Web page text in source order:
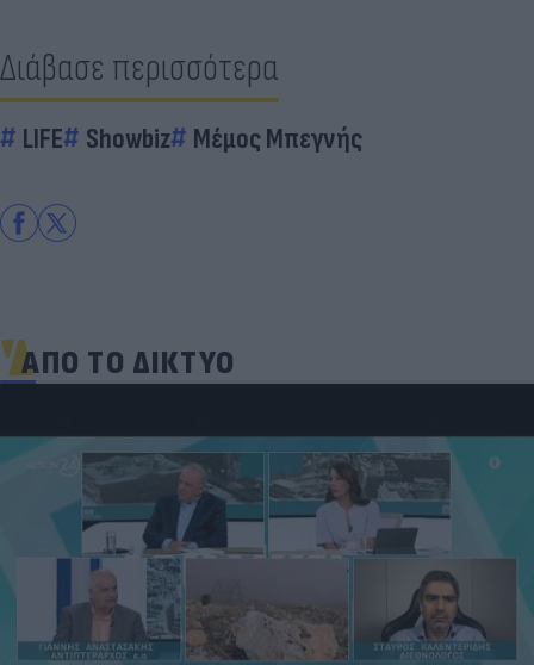
Διάβασε περισσότερα
LIFE Showbiz Μέμος Μπεγνής
ΑΠΟ ΤΟ ΔΙΚΤΥΟ